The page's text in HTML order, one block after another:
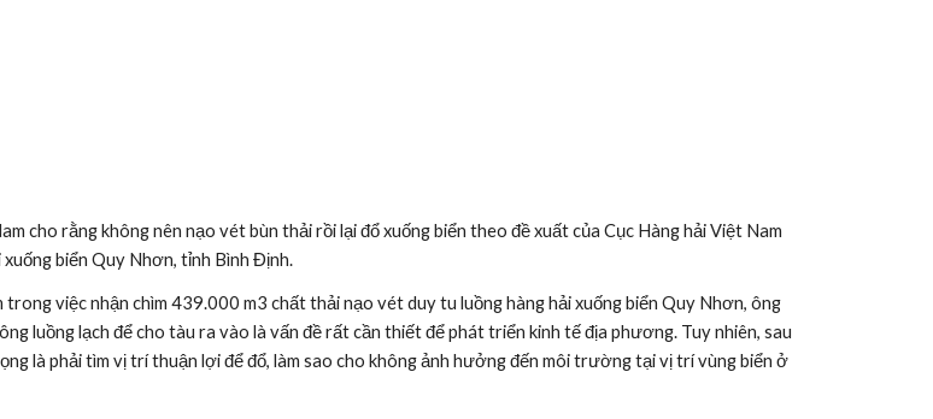
cho rằng không nên nạo vét bùn thải rồi lại đổ xuống biển theo đề xuất của Cục Hàng hải Việt Nam
biển Quy Nhơn, tỉnh Bình Định.
việc nhận chìm 439.000 m3 chất thải nạo vét duy tu luồng hàng hải xuống biển Quy Nhơn, ông
luồng lạch để cho tàu ra vào là vấn đề rất cần thiết để phát triển kinh tế địa phương. Tuy nhiên, sau
là phải tìm vị trí thuận lợi để đổ, làm sao cho không ảnh hưởng đến môi trường tại vị trí vùng biển ở